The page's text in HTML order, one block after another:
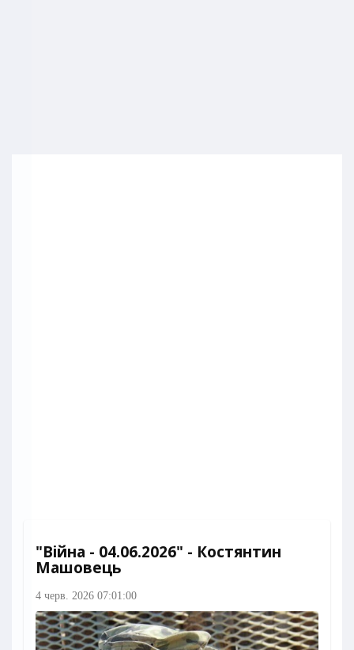
"Війна - 04.06.2026" - Костянтин
Машовець
4 черв. 2026 07:01:00